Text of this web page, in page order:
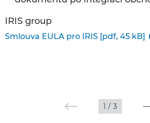
IRIS group
Smlouva EULA pro IRIS [pdf, 45 kB]
1 / 3